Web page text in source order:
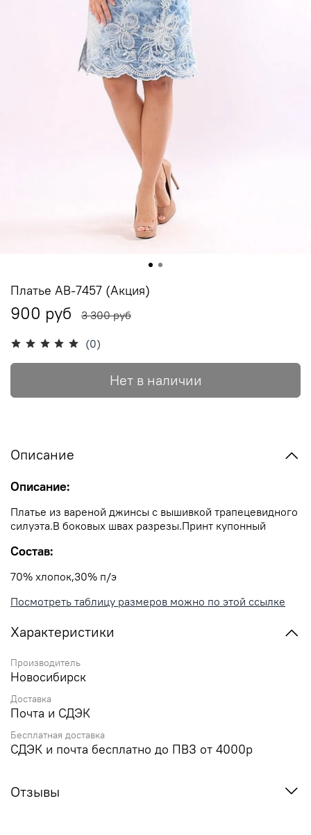
(0)
Платье АВ-7457 (Акция)
900 руб 3 300 руб
Нет в наличии
Описание
Описание:
Платье из вареной джинсы с вышивкой трапецевидного
силуэта.В боковых швах разрезы.Принт купонный
Cостав:
70% хлопок,30% п/э
Посмотреть таблицу размеров можно по этой ссылке
Характеристики
Производитель
Новосибирск
Доставка
Почта и СДЭК
Бесплатная доставка
СДЭК и почта бесплатно до ПВЗ от 4000р
Отзывы